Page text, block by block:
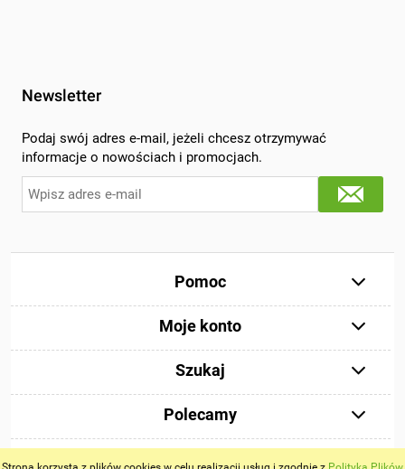
Newsletter
Podaj swój adres e-mail, jeżeli chcesz otrzymywać
informacje o nowościach i promocjach.
Pomoc
Moje konto
Szukaj
Polecamy